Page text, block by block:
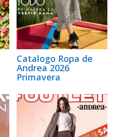
Catalogo Ropa de
Andrea 2026
Primavera